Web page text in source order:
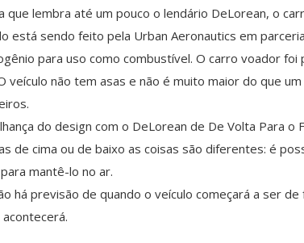
que lembra até um pouco o lendário DeLorean, o
está sendo feito pela Urban Aeronautics em
para uso como combustível. O carro voador
veículo não tem asas e não é muito maior do que
do design com o DeLorean de De Volta Para o
de cima ou de baixo as coisas são diferentes: é
mantê-lo no ar.
há previsão de quando o veículo começará a ser